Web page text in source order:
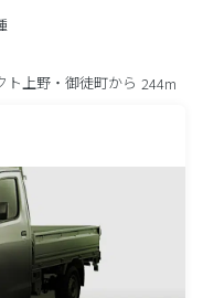
ト上野・御徒町から 244m